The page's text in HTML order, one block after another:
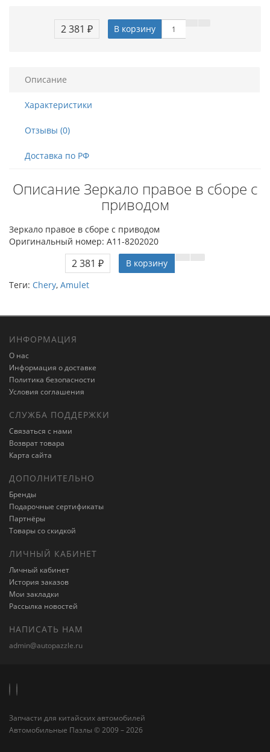
2 381 ₽ В корзину
Описание
Характеристики
Отзывы (0)
Доставка по РФ
Описание Зеркало правое в сборе с
приводом
Зеркало правое в сборе с приводом
Оригинальный номер: A11-8202020
2 381 ₽
В корзину
Теги: Chery, Amulet
ИНФОРМАЦИЯ
О нас
Информация о доставке
Политика безопасности
Условия соглашения
СЛУЖБА ПОДДЕРЖКИ
Связаться с нами
Возврат товара
Карта сайта
ДОПОЛНИТЕЛЬНО
Бренды
Подарочные сертификаты
Партнёры
Товары со скидкой
ЛИЧНЫЙ КАБИНЕТ
Личный кабинет
История заказов
Мои закладки
Рассылка новостей
НАПИСАТЬ НАМ
admin@autopazzle.ru
Запчасти для китайских автомобилей
Автомобильные Пазлы © 2009 – 2026